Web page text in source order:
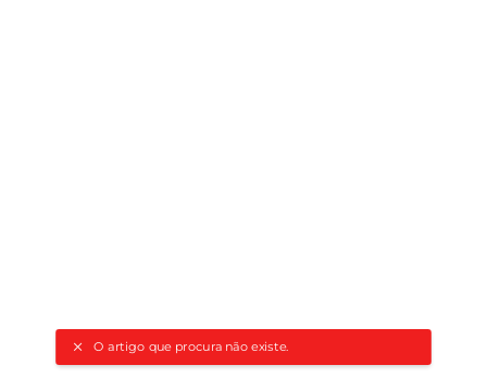
O artigo que procura não existe.